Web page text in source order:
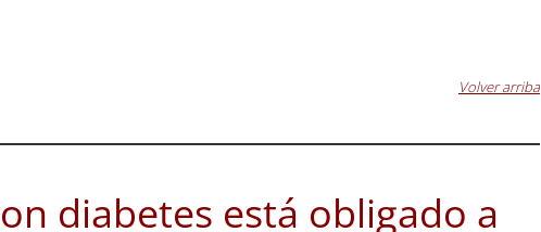
Volver arriba
diabetes está obligado a